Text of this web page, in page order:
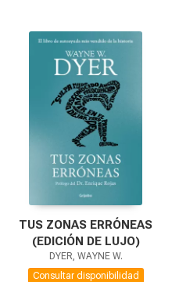
TUS ZONAS ERRÓNEAS
(EDICIÓN DE LUJO)
DYER, WAYNE W.
Consultar disponibilidad